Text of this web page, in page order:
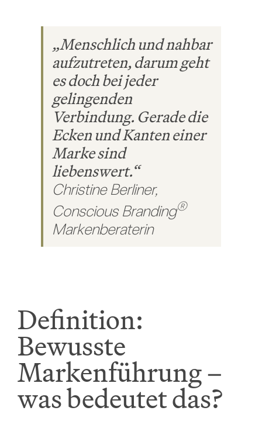
„Menschlich und nahbar
aufzutreten, darum geht
es doch bei jeder
gelingenden
Verbindung. Gerade die
Ecken und Kanten einer
Marke sind
liebenswert.“
Christine Berliner,
Conscious Branding®
Markenberaterin
Definition:
Bewusste
Markenführung –
was bedeutet das?